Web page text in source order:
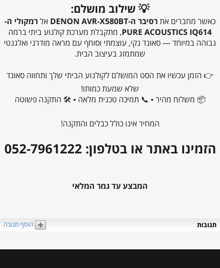
💡 שילוב מושלם:
כאשר מחברים אתרסיבר ה-DENON AVR-X580BT אלרמקולי ה-
PURE ACOUSTICS IQ614, מתקבלת מערכת קולנוע ביתי ברמה
גבוהה במיוחד — סאונד נקי, עוצמתי וסוחף עם מראה מודרני ואלגנטי
שמתמזג בעיצוב הבית.
👉 הזמן עכשיו את הסט המושלם לקולנוע הביתי שלך ותחווה סאונד
שלא שמעת כמותו!
📦 משלוח מהיר • 📞 תמיכה טכנית מלאה • 🛠️ התקנה פשוטה
המחיר אינו כולל כבלים והתקנה!
הזמינו באתר או בטלפון: 052-7961222
המבצע עד גמר המלאי
תגובות הוסף תגובה